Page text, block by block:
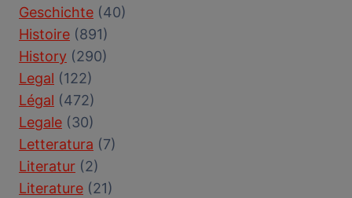
Geschichte (40)
Histoire (891)
History (290)
Legal (122)
Légal (472)
Legale (30)
Letteratura (7)
Literatur (2)
Literature (21)